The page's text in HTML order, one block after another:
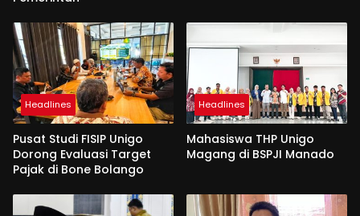
Headlines
Pusat Studi FISIP Unigo
Dorong Evaluasi Target
Pajak di Bone Bolango
Headlines
Mahasiswa THP Unigo
Magang di BSPJI Manado